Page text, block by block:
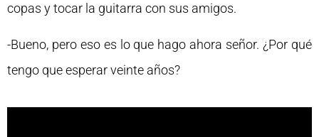
copas y tocar la guitarra con sus amigos.
-Bueno, pero eso es lo que hago ahora señor. ¿Por qué
tengo que esperar veinte años?